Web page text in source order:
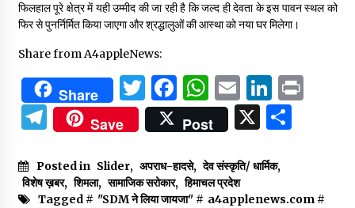
फिलहाल पूरे क्षेत्र में यही उम्मीद की जा रही है कि जल्द ही देवता के इस पावन स्थल को
फिर से पुनर्निर्मित किया जाएगा और श्रद्धालुओं की आस्था को नया घर मिलेगा।
Share from A4appleNews:
Share Twitter
Facebook
WhatsApp
Email
Telegram
Save Post X
Posted in Slider, अपराध-हादसे, देव संस्कृति/ धार्मिक,
विशेष ख़बर, शिमला, सामाजिक सरोकार, हिमाचल प्रदेश
Tagged # "SDM ने लिया जायजा"# a4applenews.com#